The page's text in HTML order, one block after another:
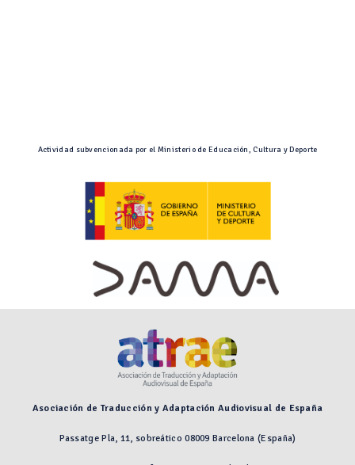
Actividad subvencionada por el Ministerio de Educación, Cultura y Deporte
Asociación de Traducción y Adaptación Audiovisual de España
Passatge Pla, 11, sobreático 08009 Barcelona (España)